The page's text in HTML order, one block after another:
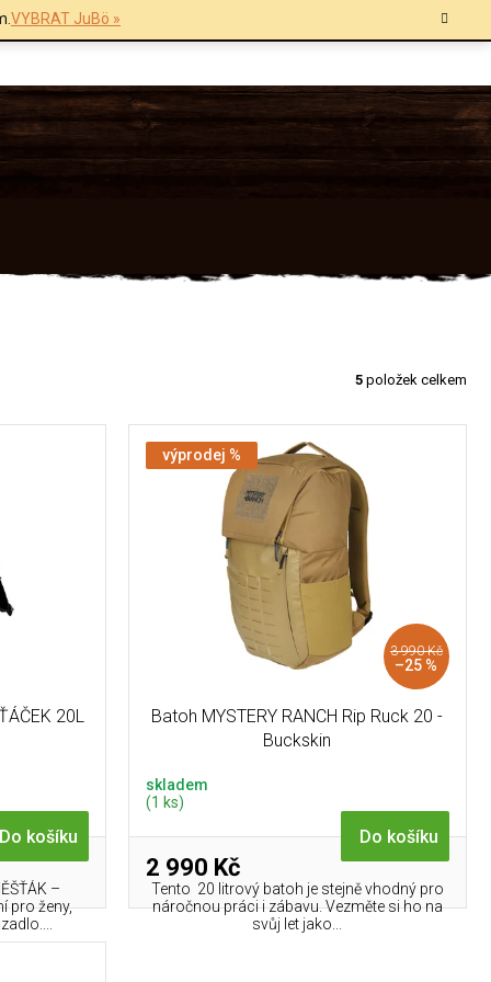
VYBRAT JuBö »
5 položek celkem
20L
Do košíku
–
pro ženy,
výprodej %
3 990 Kč
–25 %
Batoh MYSTERY RANCH Rip Ruck 20 -
Buckskin
skladem
(1 ks)
2 990 Kč
Do košíku
Tento 20 litrový batoh je stejně vhodný pro
náročnou práci i zábavu. Vezměte si ho na
svůj let jako...